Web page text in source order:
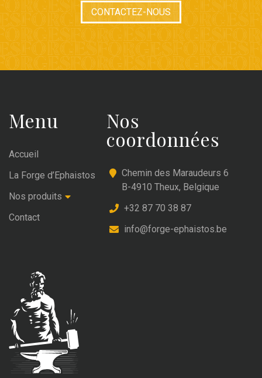
CONTACTEZ-NOUS
Menu
Accueil
La Forge d’Ephaistos
Nos produits
Contact
Nos
coordonnées
Chemin des Maraudeurs 6
B-4910 Theux, Belgique
+32 87 70 38 87
info@forge-ephaistos.be